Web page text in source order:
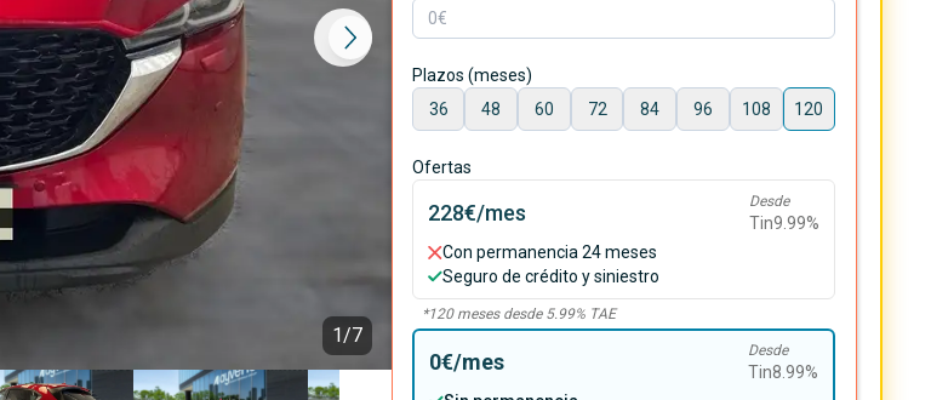
1/7
Plazos (meses)
36
48 60 72 84 96 108 120
Ofertas
228€/mes Desde
Tin9.99%
Con permanencia 24 meses
Seguro de crédito y siniestro
*120meses desde 5.99% TAE
0€/mes Desde
Tin8.99%